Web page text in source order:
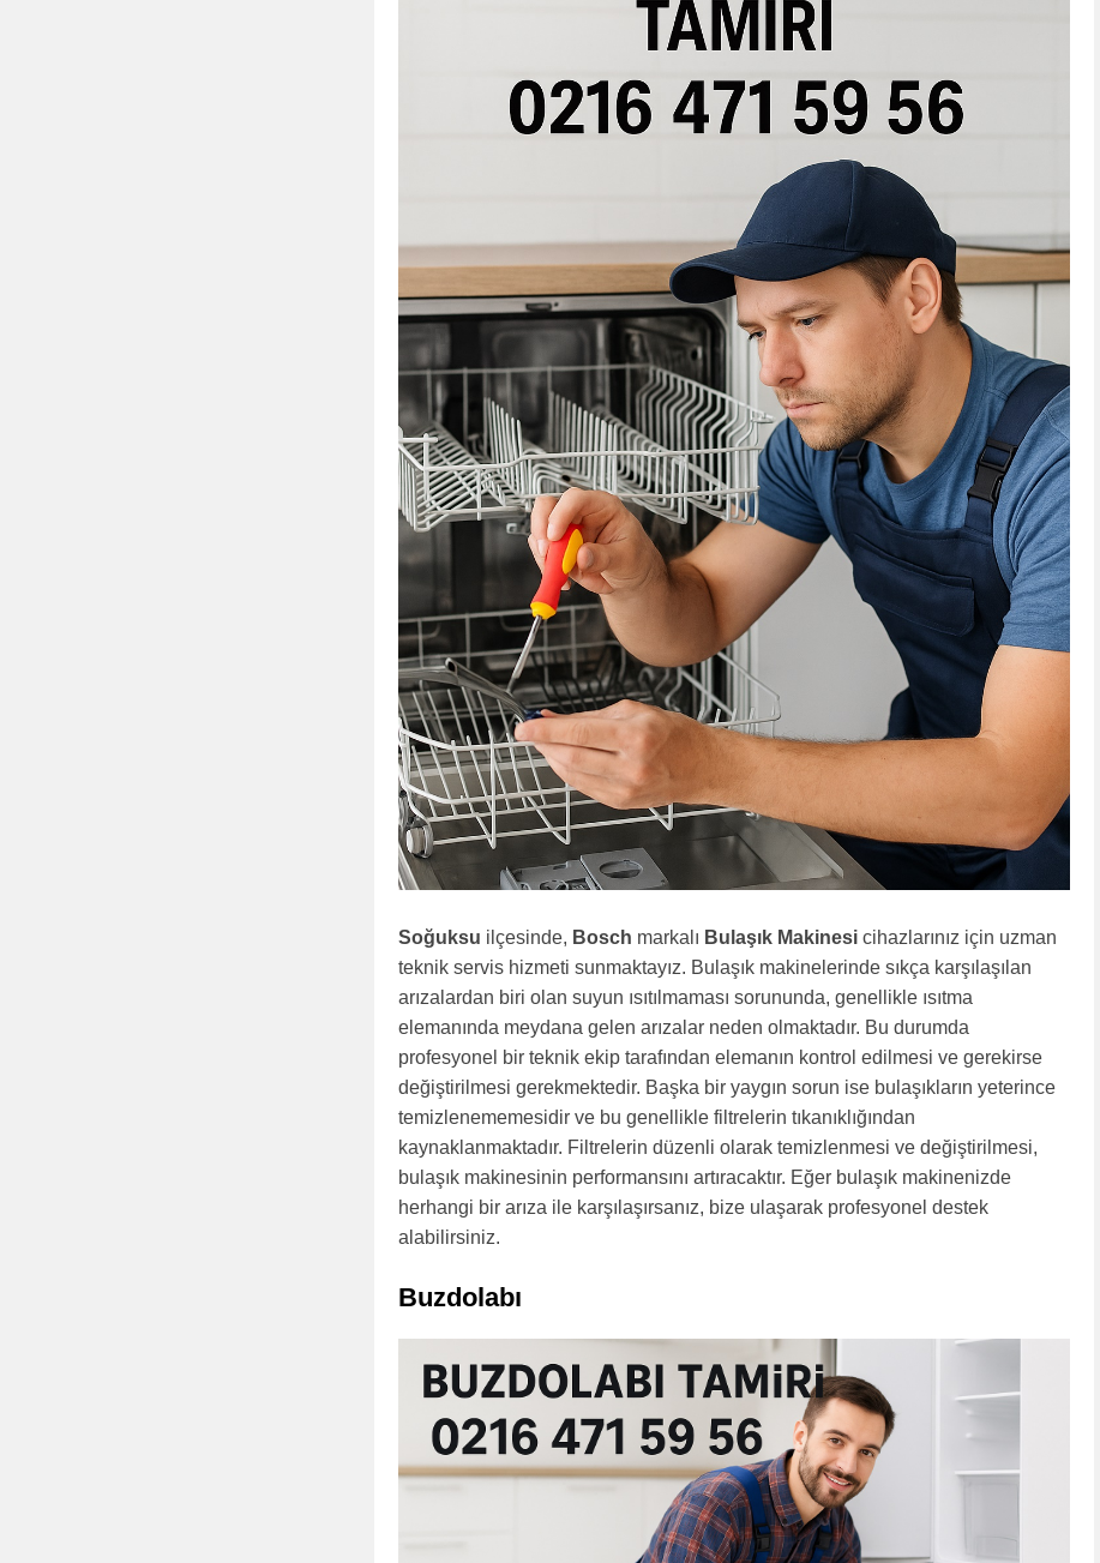
Soğuksu ilçesinde, Bosch markalı Bulaşık Makinesi cihazlarınız için uzman
teknik servis hizmeti sunmaktayız. Bulaşık makinelerinde sıkça karşılaşılan
arızalardan biri olan suyun ısıtılmaması sorununda, genellikle ısıtma
elemanında meydana gelen arızalar neden olmaktadır. Bu durumda
profesyonel bir teknik ekip tarafından elemanın kontrol edilmesi ve gerekirse
değiştirilmesi gerekmektedir. Başka bir yaygın sorun ise bulaşıkların yeterince
temizlenememesidir ve bu genellikle filtrelerin tıkanıklığından
kaynaklanmaktadır. Filtrelerin düzenli olarak temizlenmesi ve değiştirilmesi,
bulaşık makinesinin performansını artıracaktır. Eğer bulaşık makinenizde
herhangi bir arıza ile karşılaşırsanız, bize ulaşarak profesyonel destek
alabilirsiniz.
Buzdolabı